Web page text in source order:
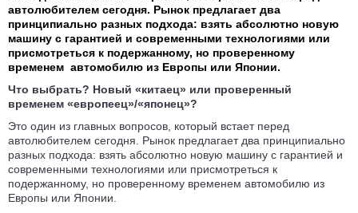
автолюбителем сегодня. Рынок предлагает два
принципиально разных подхода: взять абсолютно новую
машину с гарантией и современными технологиями или
присмотреться к подержанному, но проверенному
временем автомобилю из Европы или Японии.
Что выбрать? Новый «китаец» или проверенный
временем «европеец»/«японец»?
Это один из главных вопросов, который встает перед
автолюбителем сегодня. Рынок предлагает два принципиально
разных подхода: взять абсолютно новую машину с гарантией и
современными технологиями или присмотреться к
подержанному, но проверенному временем автомобилю из
Европы или Японии.